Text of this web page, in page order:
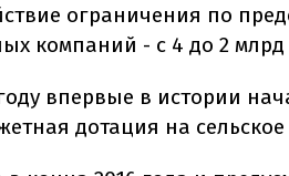
ограничения по
компаний - с 4 до 2 млрд
впервые в истории
дотация на сельское